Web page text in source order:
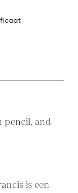
pencil, and
is een